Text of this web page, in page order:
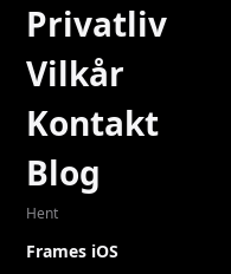
Privatliv
Vilkår
Kontakt
Blog
Hent
Frames iOS